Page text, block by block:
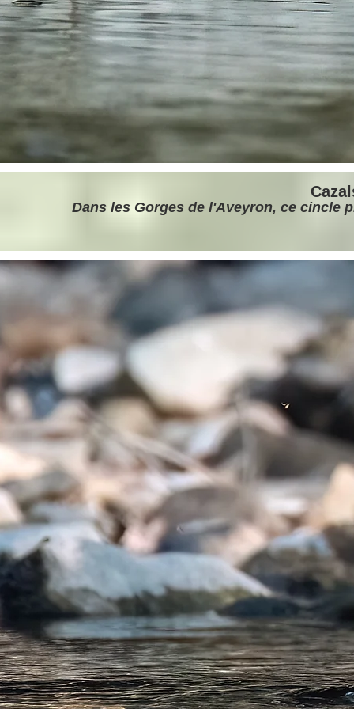
Dans les Gorges de l'Aveyron, ce cincle